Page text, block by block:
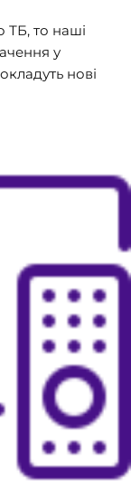
ТБ, то наші
у
нові